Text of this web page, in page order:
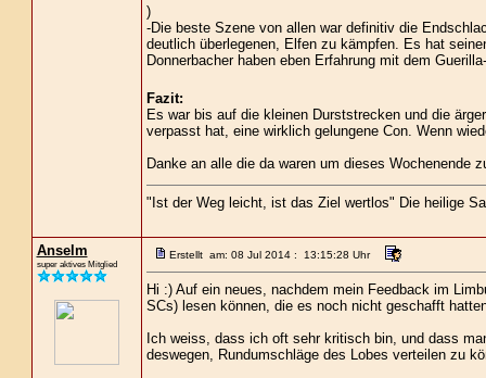
)
-Die beste Szene von allen war definitiv die
deutlich überlegenen, Elfen zu kämpfen. Es hat
Donnerbacher haben eben Erfahrung mit dem
Fazit:
Es war bis auf die kleinen Durststrecken und die
verpasst hat, eine wirklich gelungene Con. Wenn
Danke an alle die da waren um dieses Wochenende
"Ist der Weg leicht, ist das Ziel wertlos" Die heilige
Anselm
super aktives Mitglied
Erstellt am: 08 Jul 2014 : 13:15:28 Uhr
Hi :) Auf ein neues, nachdem mein Feedback im
SCs) lesen können, die es noch nicht geschafft
Ich weiss, dass ich oft sehr kritisch bin, und dass
deswegen, Rundumschläge des Lobes verteilen zu